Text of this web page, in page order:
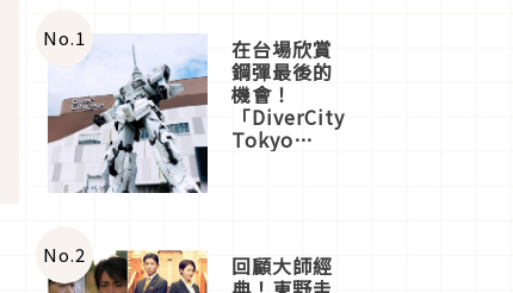
No.1 在台場欣賞
鋼彈最後的
機會！
「DiverCity
Tokyo
體驗
No.2 回顧大師經